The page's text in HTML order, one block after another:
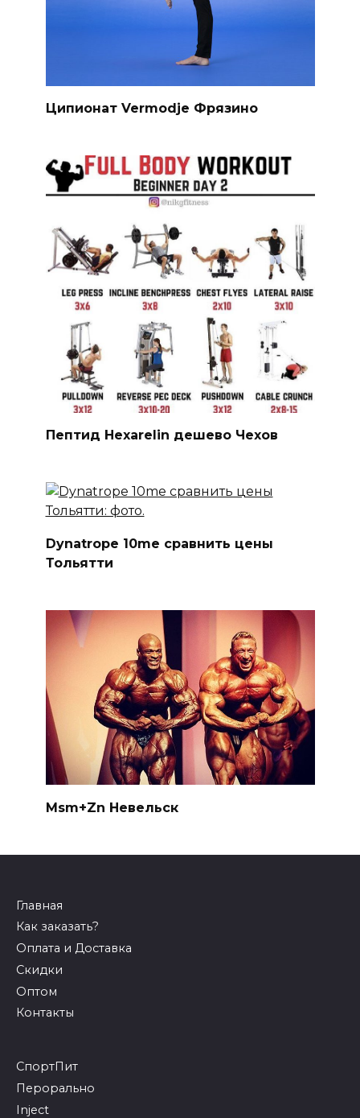
Ципионат Vermodje Фрязино
Пептид Hexarelin дешево Чехов
Dynatrope 10me сравнить цены
Тольятти
Msm+Zn Невельск
Главная
Как заказать?
Оплата и Доставка
Скидки
Оптом
Контакты
СпортПит
Перорально
Inject